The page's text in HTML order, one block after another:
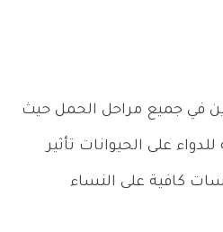
في جميع مراحل الحمل حيث
على الحيوانات تأثير
كافية على النساء